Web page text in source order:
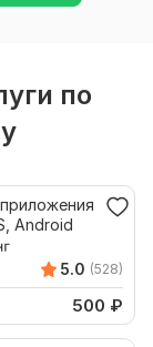
по
Android
5.0 (528)
500 ₽